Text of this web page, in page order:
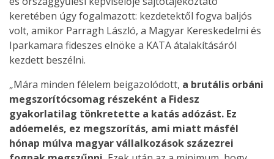
keretében úgy fogalmazott: kezdetektől fogva baljós
volt, amikor Parragh László, a Magyar Kereskedelmi és
Iparkamara fideszes elnöke a KATA átalakításáról
kezdett beszélni.
„Mára minden félelem beigazolódott, a brutális orbáni
megszorítócsomag részeként a Fidesz
gyakorlatilag tönkretette a katás adózást. Ez
adóemelés, ez megszorítás, ami miatt másfél
hónap múlva magyar vállalkozások százezrei